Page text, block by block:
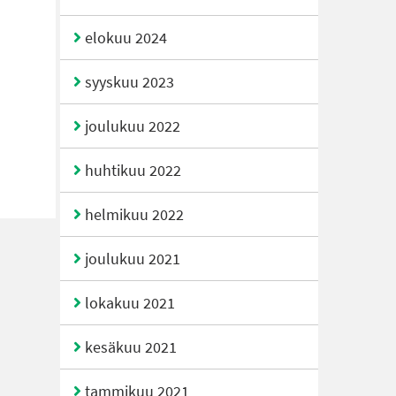
elokuu 2024
syyskuu 2023
joulukuu 2022
huhtikuu 2022
helmikuu 2022
joulukuu 2021
lokakuu 2021
kesäkuu 2021
tammikuu 2021